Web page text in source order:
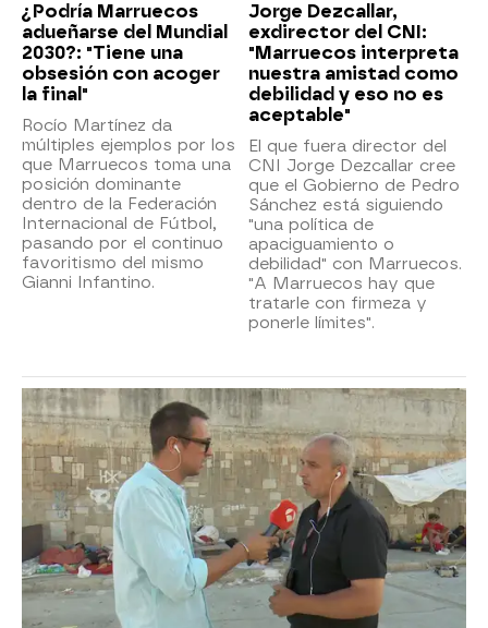
¿Podría Marruecos
adueñarse del Mundial
2030?: "Tiene una
obsesión con acoger
la final"
Rocío Martínez da
múltiples ejemplos por los
que Marruecos toma una
posición dominante
dentro de la Federación
Internacional de Fútbol,
pasando por el continuo
favoritismo del mismo
Gianni Infantino.
Jorge Dezcallar,
exdirector del CNI:
"Marruecos interpreta
nuestra amistad como
debilidad y eso no es
aceptable"
El que fuera director del
CNI Jorge Dezcallar cree
que el Gobierno de Pedro
Sánchez está siguiendo
"una política de
apaciguamiento o
debilidad" con Marruecos.
"A Marruecos hay que
tratarle con firmeza y
ponerle límites".